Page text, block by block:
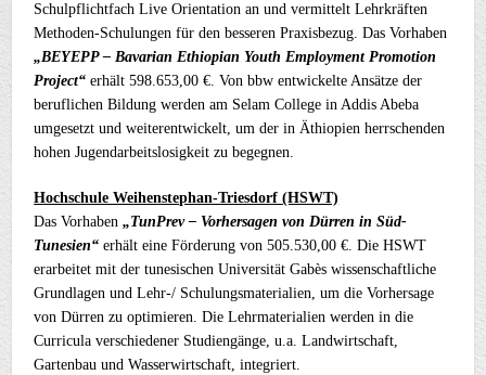
Schulpflichtfach Live Orientation an und vermittelt Lehrkräften
Methoden-Schulungen für den besseren Praxisbezug. Das Vorhaben
„BEYEPP – Bavarian Ethiopian Youth Employment Promotion
Project“ erhält 598.653,00 €. Von bbw entwickelte Ansätze der
beruflichen Bildung werden am Selam College in Addis Abeba
umgesetzt und weiterentwickelt, um der in Äthiopien herrschenden
hohen Jugendarbeitslosigkeit zu begegnen.
Hochschule Weihenstephan-Triesdorf (HSWT)
Das Vorhaben„TunPrev – Vorhersagen von Dürren in Süd-
Tunesien“ erhält eine Förderung von 505.530,00 €. Die HSWT
erarbeitet mit der tunesischen Universität Gabès wissenschaftliche
Grundlagen und Lehr-/ Schulungsmaterialien, um die Vorhersage
von Dürren zu optimieren. Die Lehrmaterialien werden in die
Curricula verschiedener Studiengänge, u.a. Landwirtschaft,
Gartenbau und Wasserwirtschaft, integriert.